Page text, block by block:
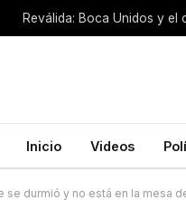
Reválida: Boca Unidos y
Inicio Videos
se durmió y no está en la mesa